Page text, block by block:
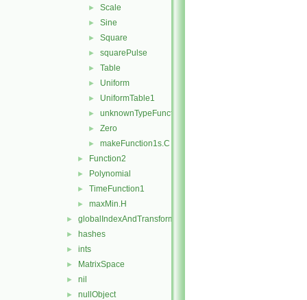
► Scale
► Sine
► Square
► squarePulse
► Table
► Uniform
► UniformTable1
► unknownTypeFunction1
► Zero
► makeFunction1s.C
► Function2
► Polynomial
► TimeFunction1
► maxMin.H
► globalIndexAndTransform
► hashes
► ints
► MatrixSpace
► nil
► nullObject